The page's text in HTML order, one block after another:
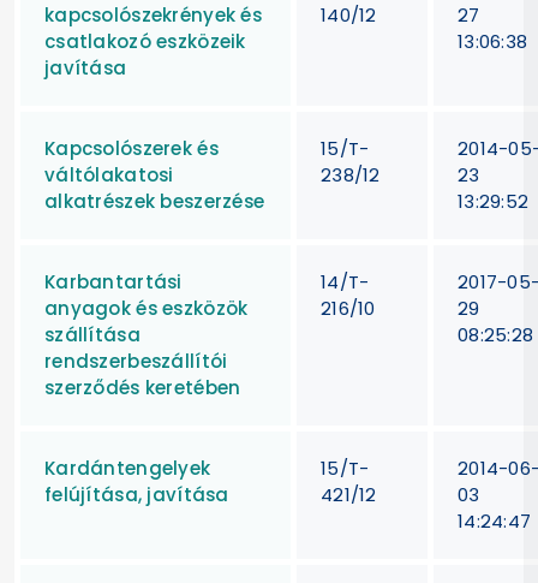
kapcsolószekrények és
csatlakozó eszközeik
javítása
140/12
27
13:06:38
Kapcsolószerek és
váltólakatosi
alkatrészek beszerzése
15/T-
238/12
2014-
23
13:29:52
Karbantartási
anyagok és eszközök
szállítása
rendszerbeszállítói
szerződés keretében
14/T-
216/10
2017-
29
08:25:28
Kardántengelyek
felújítása, javítása
15/T-
421/12
2014-
03
14:24:47